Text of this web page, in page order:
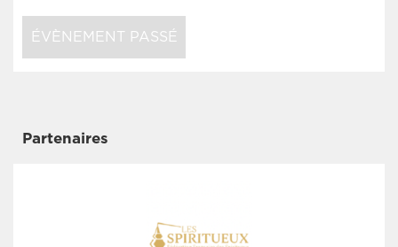
ÉVÈNEMENT PASSÉ
Partenaires